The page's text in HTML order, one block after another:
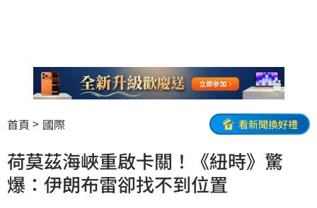
首頁 國際 看新聞換好禮
荷莫茲海峽重啟卡關！《紐時》驚
爆：伊朗布雷卻找不到位置